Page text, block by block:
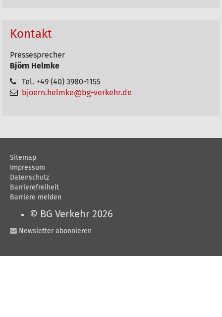
Kontakt
Pressesprecher
Björn Helmke
Tel. +49 (40) 3980-1155
bjoern.helmke@bg-verkehr.de
Sitemap
Impressum
Datenschutz
Barrierefreiheit
Barriere melden
© BG Verkehr 2026
Newsletter abonnieren